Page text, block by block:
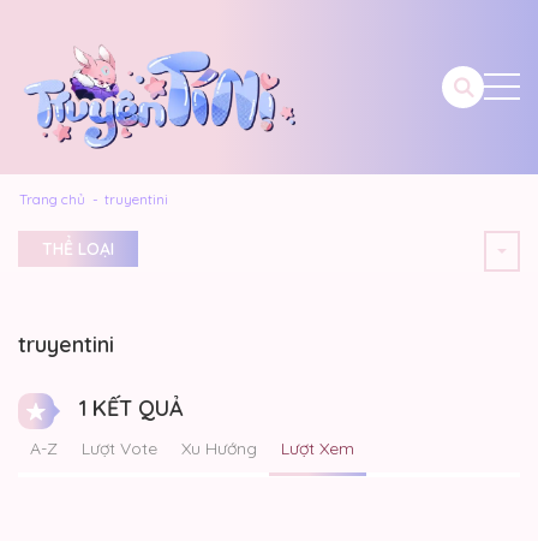
Trang chủ truyentini
THỂ LOẠI
truyentini
1 KẾT QUẢ
A-Z Lượt Vote Xu Hướng Lượt Xem